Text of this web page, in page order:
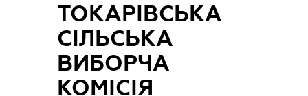
ТОКАРІВСЬКА
СІЛЬСЬКА
ВИБОРЧА
КОМІСІЯ